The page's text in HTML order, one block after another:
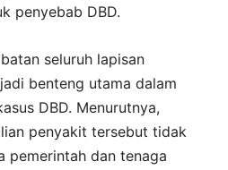
penyebab DBD.
seluruh lapisan
benteng utama dalam
DBD. Menurutnya,
penyakit tersebut tidak
pemerintah dan tenaga